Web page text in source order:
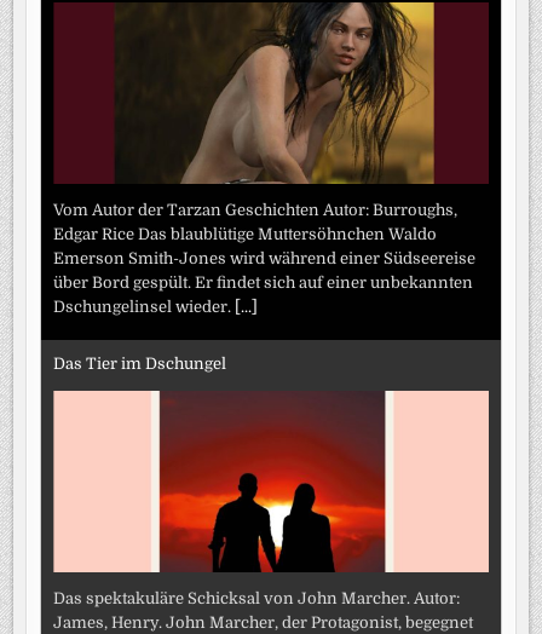
Vom Autor der Tarzan Geschichten Autor: Burroughs,
Edgar Rice Das blaublütige Muttersöhnchen Waldo
Emerson Smith-Jones wird während einer Südseereise
über Bord gespült. Er findet sich auf einer unbekannten
Dschungelinsel wieder. [...]
Das Tier im Dschungel
Das spektakuläre Schicksal von John Marcher. Autor:
James, Henry. John Marcher, der Protagonist, begegnet